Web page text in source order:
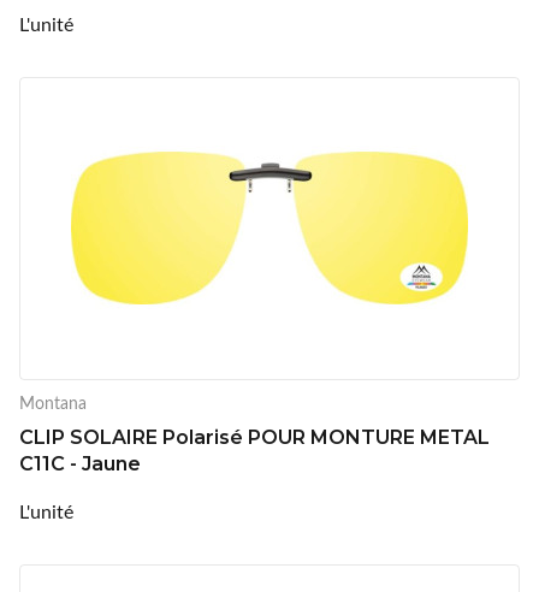
L'unité
Montana
CLIP SOLAIRE Polarisé POUR MONTURE METAL
C11C - Jaune
L'unité